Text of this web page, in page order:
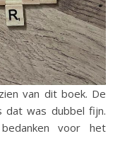
dat was dubbel fijn.
voor het